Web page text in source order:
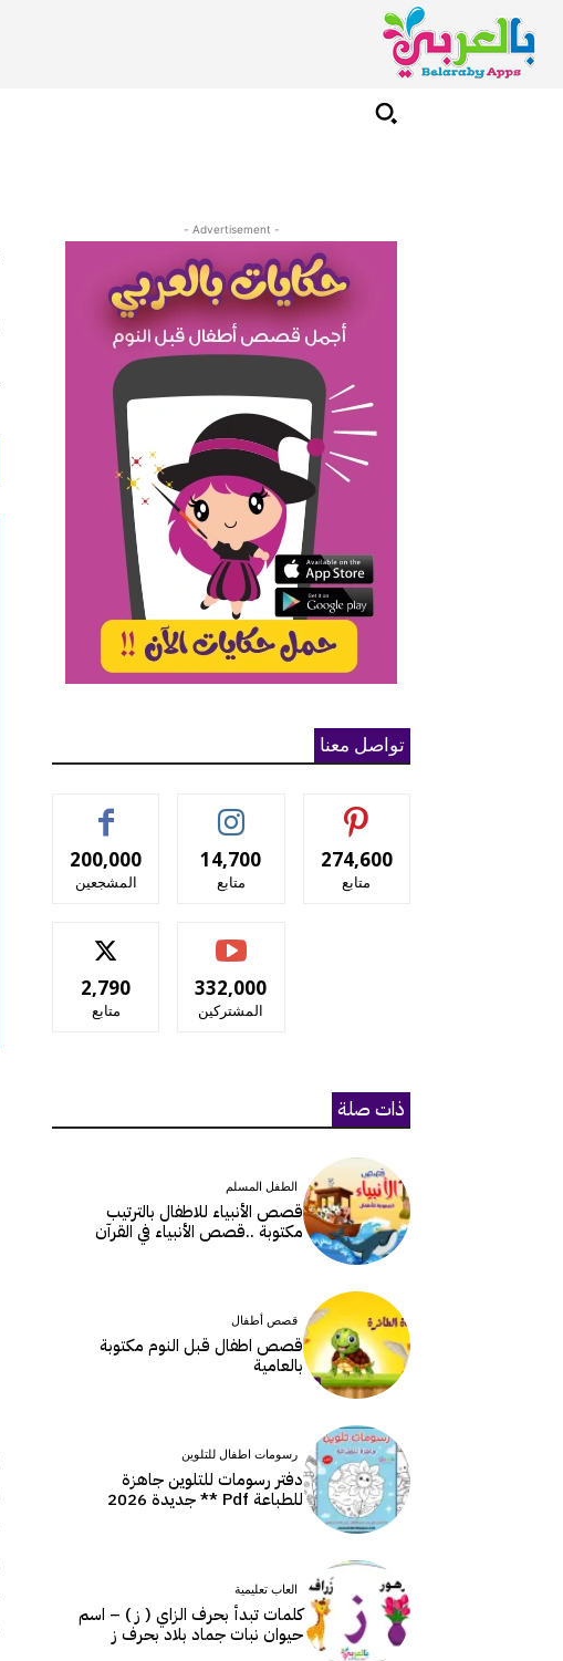
- Advertisement -
تواصل معنا
200,000
المشجعين
14,700
متابع
274,600
متابع
2,790
متابع
332,000
المشتركين
ذات صلة
الطفل المسلم
قصص الأنبياء للاطفال بالترتيب
مكتوبة ..قصص الأنبياء في القرآن
قصص أطفال
قصص اطفال قبل النوم مكتوبة
بالعامية
رسومات اطفال للتلوين
دفتر رسومات للتلوين جاهزة
للطباعة Pdf ** جديدة 2026
العاب تعليمية
كلمات تبدأ بحرف الزاي ( ز ) – اسم
حيوان نبات جماد بلاد بحرف ز